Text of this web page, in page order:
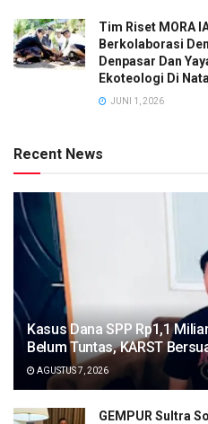
Tim Riset MORA
Berkolaborasi
Denpasar Dan
Ekoteologi Di
JUNI 1, 2026
Recent News
Kasus Dana SPP Rp1,1
Belum Tuntas, KARST
AGUSTUS 7, 2026
GEMPUR Sultra